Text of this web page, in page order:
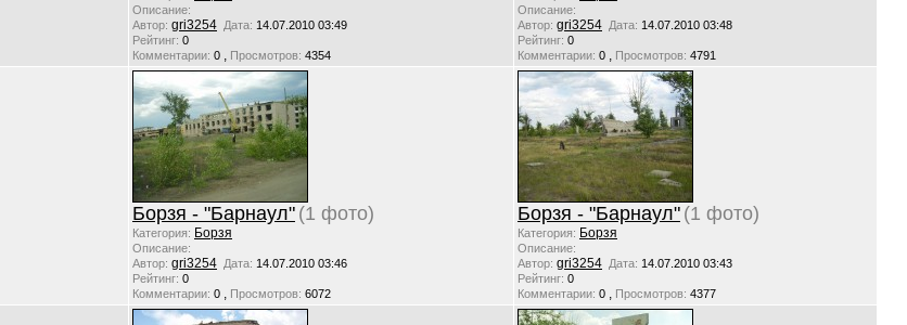
Описание:
Автор: gri3254 Дата: 14.07.2010 03:49
Рейтинг: 0
Комментарии: 0 , Просмотров: 4354
Описание:
Автор: gri3254 Дата: 14.07.2010 03:48
Рейтинг: 0
Комментарии: 0 , Просмотров: 4791
Борзя - "Барнаул" (1 фото)
Категория: Борзя
Описание:
Автор: gri3254 Дата: 14.07.2010 03:46
Рейтинг: 0
Комментарии: 0 , Просмотров: 6072
Борзя - "Барнаул" (1 фото)
Категория: Борзя
Описание:
Автор: gri3254 Дата: 14.07.2010 03:43
Рейтинг: 0
Комментарии: 0 , Просмотров: 4377